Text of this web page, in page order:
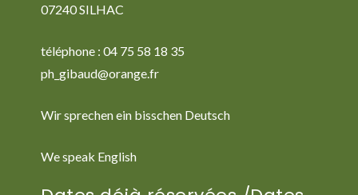
07240 SILHAC
téléphone : 04 75 58 18 35
ph_gibaud@orange.fr
Wir sprechen ein bisschen Deutsch
We speak English